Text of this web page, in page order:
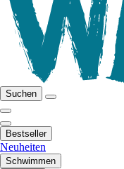
Suchen
Bestseller
Neuheiten
Schwimmen